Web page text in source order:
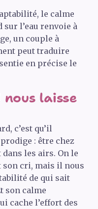
le calme
l’eau renvoie à
un couple à
peut traduire
en précise le
nous laisse
c’est qu’il
: être chez
les airs. On le
son cri, mais il nous
de qui sait
son calme
cache l’effort des